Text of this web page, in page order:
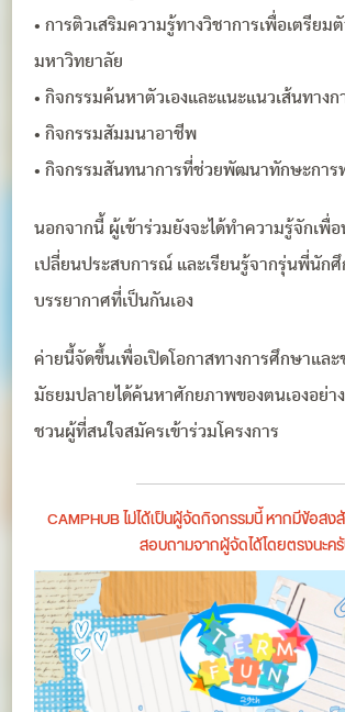
• การติวเสริมความรู้ทางวิชาการเพื่อเตรียม
มหาวิทยาลัย
• กิจกรรมค้นหาตัวเองและแนะแนวเส้นทางก
• กิจกรรมสัมมนาอาชีพ
• กิจกรรมสันทนาการที่ช่วยพัฒนาทักษะการ
นอกจากนี้ ผู้เข้าร่วมยังจะได้ทำความรู้จักเพื่
เปลี่ยนประสบการณ์ และเรียนรู้จากรุ่นพี่นักศึ
บรรยากาศที่เป็นกันเอง
ค่ายนี้จัดขึ้นเพื่อเปิดโอกาสทางการศึกษาและ
มัธยมปลายได้ค้นหาศักยภาพของตนเองอย่า
ชวนผู้ที่สนใจสมัครเข้าร่วมโครงการ
CAMPHUB ไม่ได้เป็นผู้จัดกิจกรรมนี้ หากมีข้อส
สอบถามจากผู้จัดได้โดยตรงนะค